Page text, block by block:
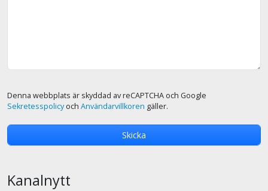
Denna webbplats är skyddad av reCAPTCHA och Google
Sekretesspolicyoch Användarvillkoren gäller.
Kanalnytt